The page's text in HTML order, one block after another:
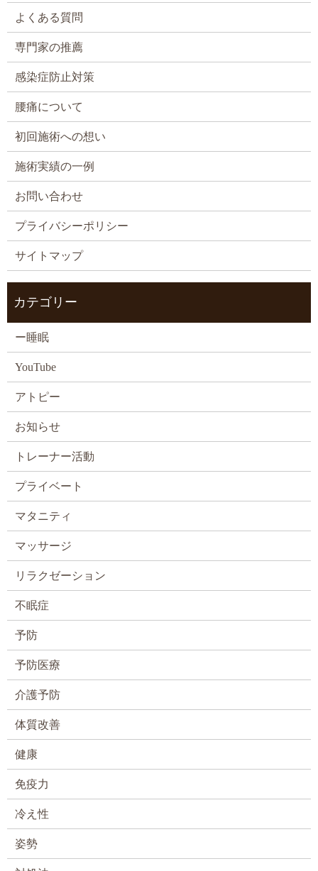
よくある質問
専門家の推薦
感染症防止対策
腰痛について
初回施術への想い
施術実績の一例
お問い合わせ
プライバシーポリシー
サイトマップ
カテゴリー
ー睡眠
YouTube
アトピー
お知らせ
トレーナー活動
プライベート
マタニティ
マッサージ
リラクゼーション
不眠症
予防
予防医療
介護予防
体質改善
健康
免疫力
冷え性
姿勢